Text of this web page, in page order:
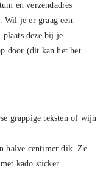
en verzendadres
Wil je er graag een
plaats deze bij je
door (dit kan het het
grappige teksten of wijn
halve centimer dik. Ze
kado sticker.